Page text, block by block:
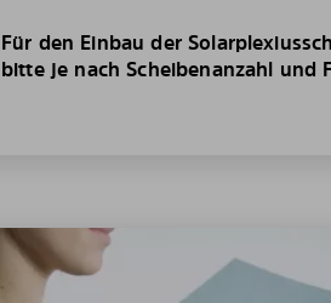
Für den Einbau der
bitte je nach Scheibenanzahl und